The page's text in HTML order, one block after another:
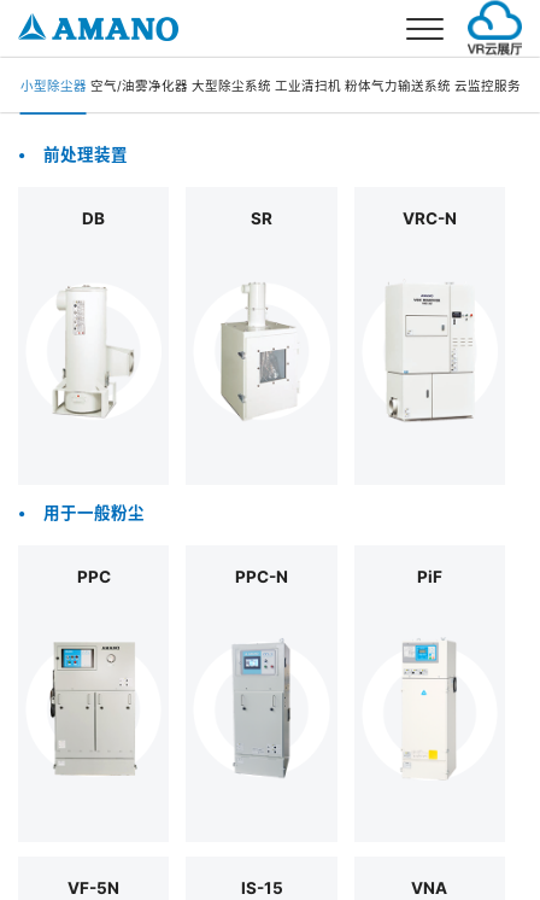
首页
停车场事业
环境产品
环境解决方案
停车场解决方案
公司概要
公司简介
企业理念
企业发展
新闻
加入我们
JP
小型除尘器 空气/油雾净化器 大型除尘系统 工业清扫机 粉体气力输送系统 云监控服务
• 前处理装置
DB SR VRC-N
• 用于一般粉尘
PPC PPC-N PiF
VF-5N IS-15 VNA